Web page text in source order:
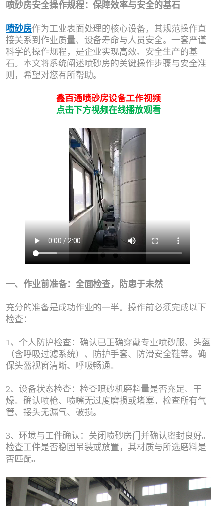
喷砂房安全操作规程：保障效率与安全的基石
喷砂房作为工业表面处理的核心设备，其规范操作直
接关系到作业质量、设备寿命与人员安全。一套严谨
科学的操作规程，是企业实现高效、安全生产的基
石。本文将系统阐述喷砂房的关键操作步骤与安全准
则，希望对您有所帮助。
鑫百通喷砂房设备工作视频
点击下方视频在线播放观看
一、作业前准备：全面检查，防患于未然
充分的准备是成功作业的一半。操作前必须完成以下
检查：
1、个人防护检查：确认已正确穿戴专业喷砂服、头盔
（含呼吸过滤系统）、防护手套、防滑安全鞋等。确
保头盔视窗清晰、呼吸畅通。
2、设备状态检查：检查喷砂机磨料量是否充足、干
燥。确认喷枪、喷嘴无过度磨损或堵塞。检查所有气
管、接头无漏气、破损。
3、环境与工件确认：关闭喷砂房门并确认密封良好。
检查工件是否稳固吊装或放置，其材质与所选磨料是
否匹配。